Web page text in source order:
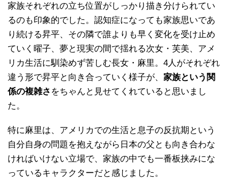
家族それぞれの立ち位置がしっかり描き分けられてい
るのも印象的でした。認知症になっても家族思いであ
り続ける昇平、その隣で誰よりも早く変化を受け止め
ていく曜子、夢と現実の間で揺れる次女・芙美、アメ
リカ生活に馴染めず苦しむ長女・麻里。4人がそれぞれ
違う形で昇平と向き合っていく様子が、 家族という関
係の複雑さ をちゃんと見せてくれていると思いまし
た。
特に麻里は、アメリカでの生活と息子の反抗期という
自分自身の問題を抱えながら日本の父とも向き合わな
ければいけない立場で、家族の中でも一番板挟みにな
っているキャラクターだと感じました。